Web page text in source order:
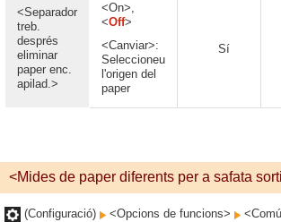
<Separador
treb.
després
eliminar
paper enc.
apilad.>
<On>,
<Off>
<Canviar>:
Seleccioneu
l'origen del
paper
Sí
<Mides de paper diferents per a safata
(Configuració) <Opcions de funcions>